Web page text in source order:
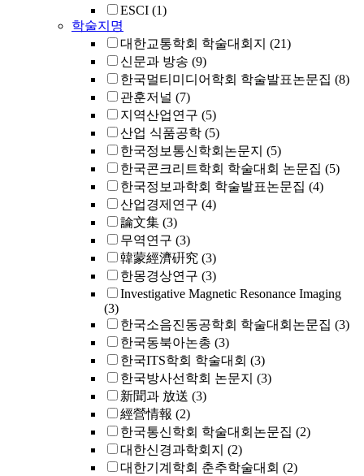
ESCI (1)
학술지명
대한교통학회 학술대회지 (21)
신문과 방송 (9)
한국멀티미디어학회 학술발표논문집 (8)
관훈저널 (7)
지역산업연구 (5)
산업 식품공학 (5)
한국정보통신학회논문지 (5)
한국콘크리트학회 학술대회 논문집 (5)
한국정보과학회 학술발표논문집 (4)
산업경제연구 (4)
論文集 (3)
무역연구 (3)
韓蒙經濟硏究 (3)
한몽경상연구 (3)
Investigative Magnetic Resonance Imaging
(3)
한국소음진동공학회 학술대회논문집 (3)
한국동북아논총 (3)
한국ITS학회 학술대회 (3)
한국방사선학회 논문지 (3)
新聞과 放送 (3)
經營情報 (2)
한국통신학회 학술대회논문집 (2)
대한신경과학회지 (2)
대한기계학회 춘추학술대회 (2)